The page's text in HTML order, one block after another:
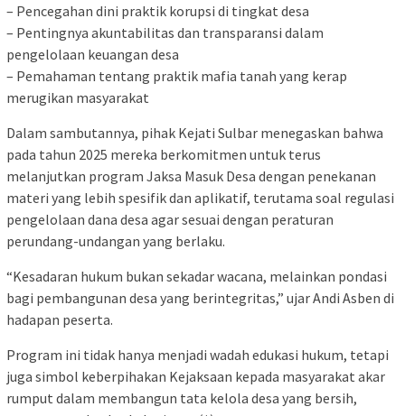
– Pencegahan dini praktik korupsi di tingkat desa
– Pentingnya akuntabilitas dan transparansi dalam
pengelolaan keuangan desa
– Pemahaman tentang praktik mafia tanah yang kerap
merugikan masyarakat
Dalam sambutannya, pihak Kejati Sulbar menegaskan bahwa
pada tahun 2025 mereka berkomitmen untuk terus
melanjutkan program Jaksa Masuk Desa dengan penekanan
materi yang lebih spesifik dan aplikatif, terutama soal regulasi
pengelolaan dana desa agar sesuai dengan peraturan
perundang-undangan yang berlaku.
“Kesadaran hukum bukan sekadar wacana, melainkan pondasi
bagi pembangunan desa yang berintegritas,” ujar Andi Asben di
hadapan peserta.
Program ini tidak hanya menjadi wadah edukasi hukum, tetapi
juga simbol keberpihakan Kejaksaan kepada masyarakat akar
rumput dalam membangun tata kelola desa yang bersih,